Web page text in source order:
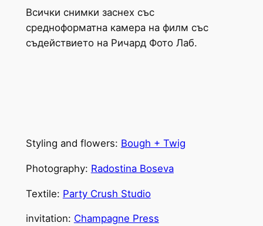
Всички снимки заснех със
средноформатна камера на филм със
съдействието на Ричард Фото Лаб.
Styling and flowers: Bough + Twig
Photography: Radostina Boseva
Textile: Party Crush Studio
invitation: Champagne Press